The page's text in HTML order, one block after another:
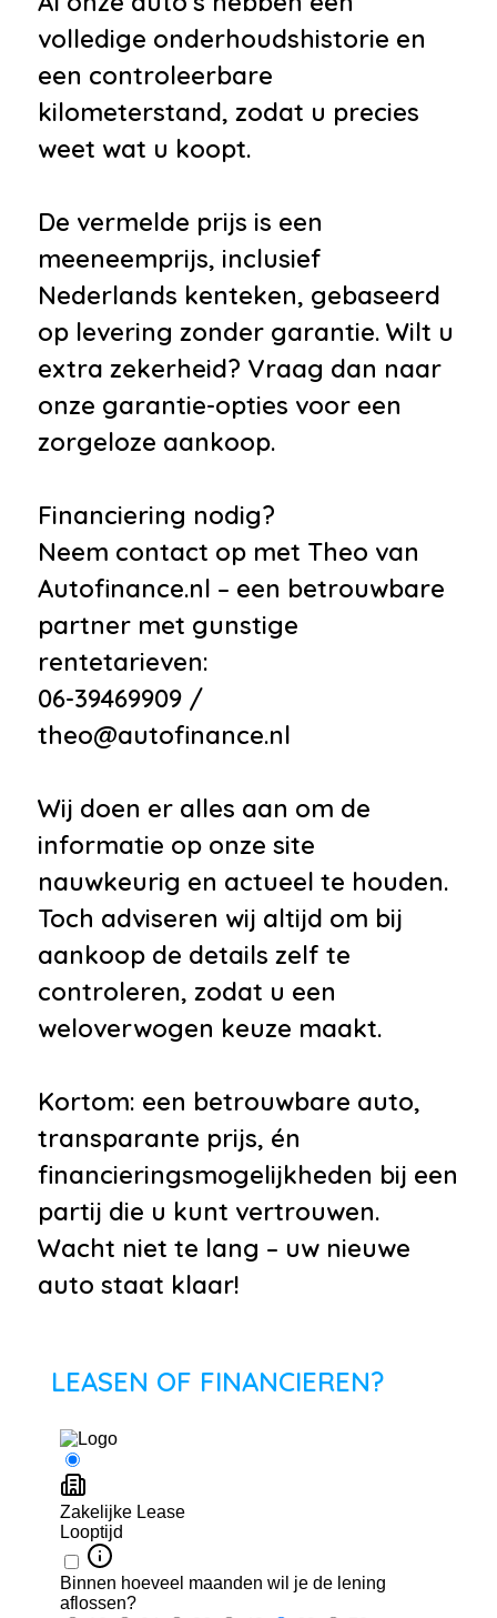
volledige onderhoudshistorie en
een controleerbare
kilometerstand, zodat u precies
weet wat u koopt.
De vermelde prijs is een
meeneemprijs, inclusief
Nederlands kenteken, gebaseerd
op levering zonder garantie. Wilt u
extra zekerheid? Vraag dan naar
onze garantie-opties voor een
zorgeloze aankoop.
Financiering nodig?
Neem contact op met Theo van
Autofinance.nl – een betrouwbare
partner met gunstige
rentetarieven:
06-39469909 /
theo@autofinance.nl
Wij doen er alles aan om de
informatie op onze site
nauwkeurig en actueel te houden.
Toch adviseren wij altijd om bij
aankoop de details zelf te
controleren, zodat u een
weloverwogen keuze maakt.
Kortom: een betrouwbare auto,
transparante prijs, én
financieringsmogelijkheden bij een
partij die u kunt vertrouwen.
Wacht niet te lang – uw nieuwe
auto staat klaar!
LEASEN OF FINANCIEREN?